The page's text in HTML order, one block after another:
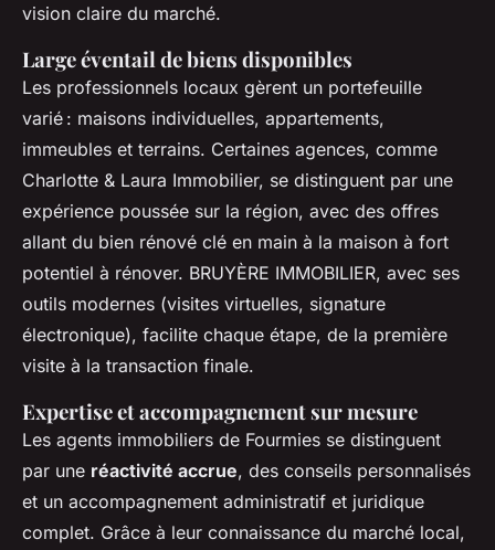
vision claire du marché.
Large éventail de biens disponibles
Les professionnels locaux gèrent un portefeuille
varié : maisons individuelles, appartements,
immeubles et terrains. Certaines agences, comme
Charlotte & Laura Immobilier, se distinguent par une
expérience poussée sur la région, avec des offres
allant du bien rénové clé en main à la maison à fort
potentiel à rénover. BRUYÈRE IMMOBILIER, avec ses
outils modernes (visites virtuelles, signature
électronique), facilite chaque étape, de la première
visite à la transaction finale.
Expertise et accompagnement sur mesure
Les agents immobiliers de Fourmies se distinguent
par une réactivité accrue, des conseils personnalisés
et un accompagnement administratif et juridique
complet. Grâce à leur connaissance du marché local,